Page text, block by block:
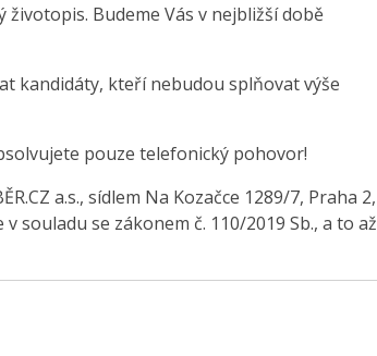
Budeme Vás v nejbližší době
kandidáty, kteří nebudou splňovat výše
pouze telefonický pohovor!
a.s., sídlem Na Kozačce 1289/7, Praha 2,
souladu se zákonem č. 110/2019 Sb., a to až